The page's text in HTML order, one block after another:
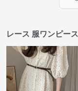
レース 服ワンピー